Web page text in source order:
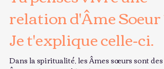
Sébastien Pletan
28 févr.
5 min de lecture